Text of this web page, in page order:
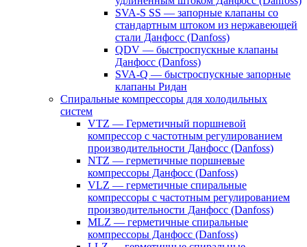
SVA-S SS — запорные клапаны со
стандартным штоком из нержавеющей
стали Данфосс (Danfoss)
QDV — быстроспускные клапаны
Данфосс (Danfoss)
SVA-Q — быстроспускные запорные
клапаны Ридан
Спиральные компрессоры для холодильных
систем
VTZ — Герметичный поршневой
компрессор с частотным регулированием
производительности Данфосс (Danfoss)
NTZ — герметичные поршневые
компрессоры Данфосс (Danfoss)
VLZ — герметичные спиральные
компрессоры с частотным регулированием
производительности Данфосс (Danfoss)
MLZ — герметичные спиральные
компрессоры Данфосс (Danfoss)